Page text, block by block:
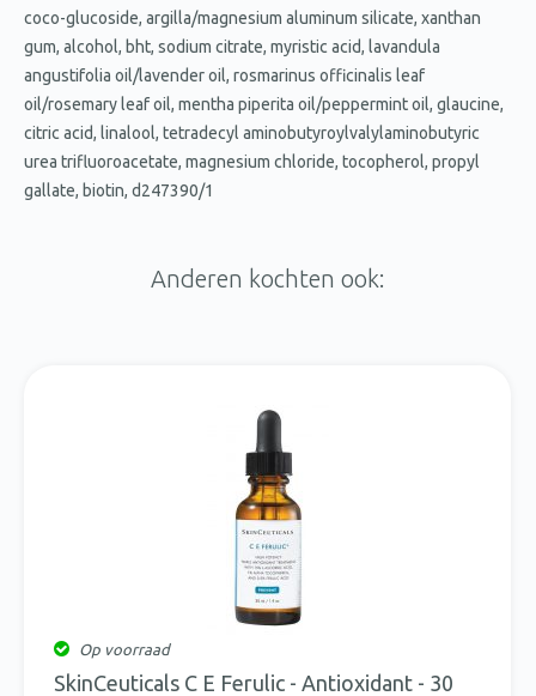
coco-glucoside, argilla/magnesium aluminum silicate, xanthan
gum, alcohol, bht, sodium citrate, myristic acid, lavandula
angustifolia oil/lavender oil, rosmarinus officinalis leaf
oil/rosemary leaf oil, mentha piperita oil/peppermint oil, glaucine,
citric acid, linalool, tetradecyl aminobutyroylvalylaminobutyric
urea trifluoroacetate, magnesium chloride, tocopherol, propyl
gallate, biotin, d247390/1
Anderen kochten ook:
Op voorraad
SkinCeuticals C E Ferulic - Antioxidant - 30